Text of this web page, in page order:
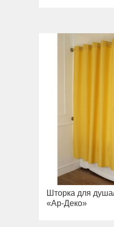
Шторка для
«Ар-Деко»